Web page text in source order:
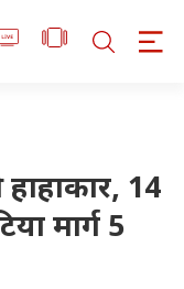
14
मार्ग 5